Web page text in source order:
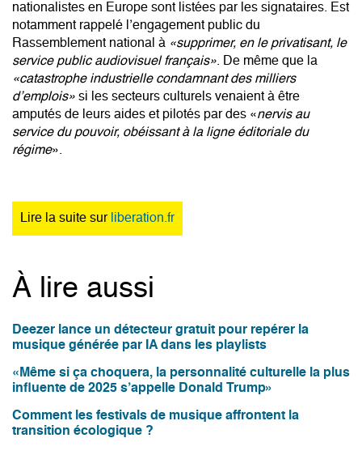
nationalistes en Europe sont listées par les signataires. Est
notamment rappelé l’engagement public du
Rassemblement national à «supprimer, en le privatisant, le
service public audiovisuel français». De même que la
«catastrophe industrielle condamnant des milliers
d’emplois» si les secteurs culturels venaient à être
amputés de leurs aides et pilotés par des «nervis au
service du pouvoir, obéissant à la ligne éditoriale du
régime».
Lire la suite sur liberation.fr
À lire aussi
Deezer lance un détecteur gratuit pour repérer la
musique générée par IA dans les playlists
«Même si ça choquera, la personnalité culturelle la plus
influente de 2025 s’appelle Donald Trump»
Comment les festivals de musique affrontent la
transition écologique ?